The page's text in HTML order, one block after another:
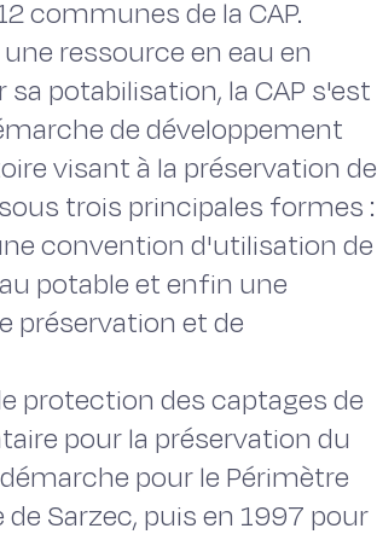
communes de la CAP.
ressource en eau en
potabilisation, la CAP s'est
de développement
visant à la préservation de
trois principales formes :
convention d'utilisation de
potable et enfin une
préservation et de
protection des captages de
pour la préservation du
pour le Périmètre
Sarzec, puis en 1997 pour